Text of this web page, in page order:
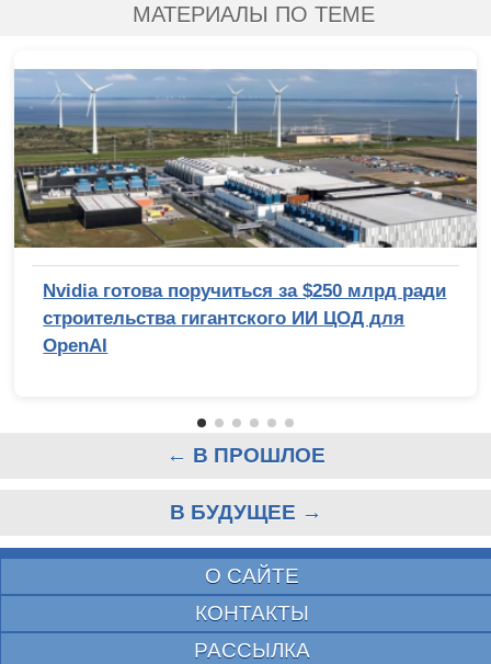
МАТЕРИАЛЫ ПО ТЕМЕ
Nvidia готова поручиться за $250 млрд ради
строительства гигантского ИИ ЦОД для
OpenAI
← В ПРОШЛОЕ
В БУДУЩЕЕ →
О САЙТЕ
КОНТАКТЫ
РАССЫЛКА